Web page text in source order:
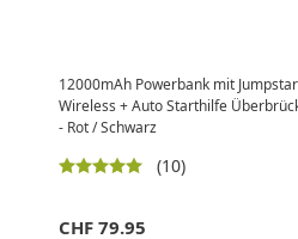
12000mAh Powerbank mit
Wireless + Auto Starthilfe
- Rot / Schwarz
(10)
CHF 79.95